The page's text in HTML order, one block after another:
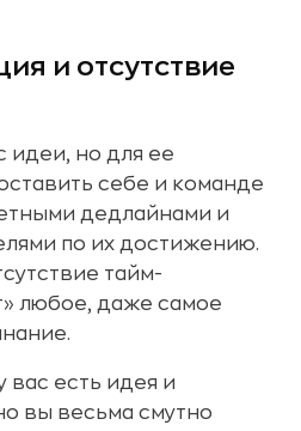
и отсутствие
идеи, но для ее
себе и команде
дедлайнами и
по их достижению.
тайм-
любое, даже самое
вас есть идея и
вы весьма смутно